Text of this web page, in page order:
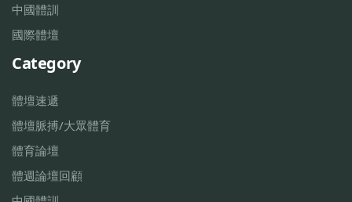
中國體訓
國際體壇
Category
體壇速遞
體壇脈搏/大眾體育
體育論壇
體週論壇回顧